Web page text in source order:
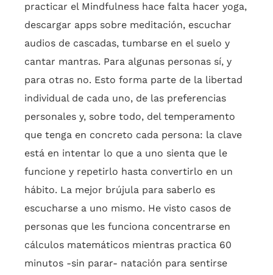
practicar el Mindfulness hace falta hacer yoga,
descargar apps sobre meditación, escuchar
audios de cascadas, tumbarse en el suelo y
cantar mantras. Para algunas personas sí, y
para otras no. Esto forma parte de la libertad
individual de cada uno, de las preferencias
personales y, sobre todo, del temperamento
que tenga en concreto cada persona: la clave
está en intentar lo que a uno sienta que le
funcione y repetirlo hasta convertirlo en un
hábito. La mejor brújula para saberlo es
escucharse a uno mismo. He visto casos de
personas que les funciona concentrarse en
cálculos matemáticos mientras practica 60
minutos -sin parar- natación para sentirse